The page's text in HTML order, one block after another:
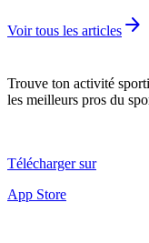
Voir tous les articles arrow_forward
Trouve ton activité
les meilleurs pros du
Télécharger sur
App Store